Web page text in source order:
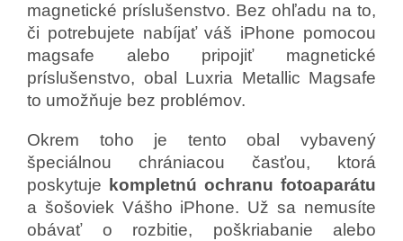
magnetické príslušenstvo. Bez ohľadu na to,
či potrebujete nabíjať váš iPhone pomocou
magsafe alebo pripojiť magnetické
príslušenstvo, obal Luxria Metallic Magsafe
to umožňuje bez problémov.
Okrem toho je tento obal vybavený
špeciálnou chrániacou časťou, ktorá
poskytuje
kompletnú ochranu fotoaparátu
a šošoviek Vášho iPhone. Už sa nemusíte
obávať o rozbitie, poškriabanie alebo